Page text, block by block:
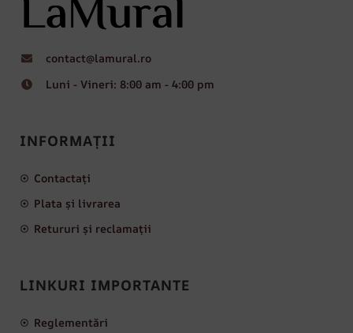
contact@lamural.ro
Luni - Vineri: 8:00 am - 4:00 pm
INFORMAȚII
Contactați
Plata și livrarea
Retururi și reclamații
LINKURI IMPORTANTE
Reglementări